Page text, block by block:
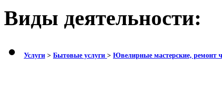
Виды деятельности:
Услуги > Бытовые услуги > Ювелирные мастерские, ремонт